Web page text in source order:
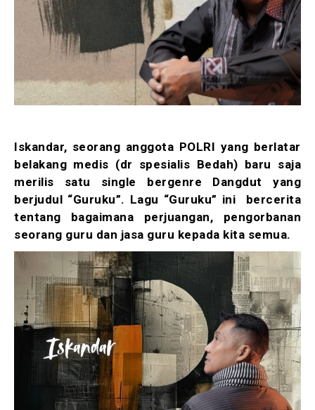
Iskandar, seorang anggota POLRI yang berlatar
belakang medis (dr spesialis Bedah) baru saja
merilis satu single bergenre Dangdut yang
berjudul “Guruku”. Lagu “Guruku” ini bercerita
tentang bagaimana perjuangan, pengorbanan
seorang guru dan jasa guru kepada kita semua.